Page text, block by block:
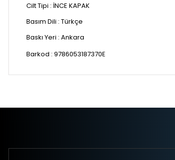
Cilt Tipi : İNCE KAPAK
Basım Dili : Türkçe
Baskı Yeri : Ankara
Barkod : 9786053187370E